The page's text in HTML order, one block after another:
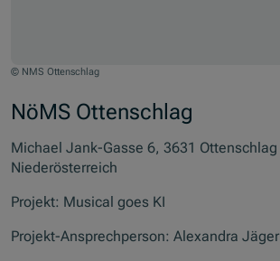
© NMS Ottenschlag
NöMS Ottenschlag
Michael Jank-Gasse 6, 3631 Ottenschlag
Niederösterreich
Projekt: Musical goes KI
Projekt-Ansprechperson: Alexandra Jäger